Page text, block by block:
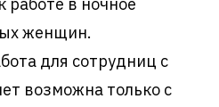
женщин.
для сотрудниц с
возможна только с